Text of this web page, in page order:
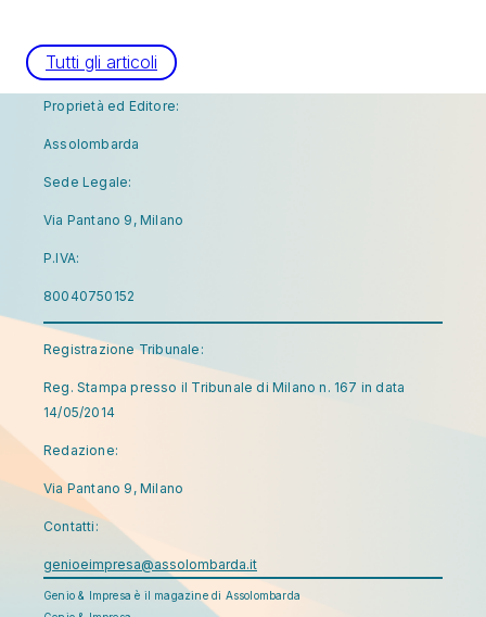
Tutti gli articoli
Proprietà ed Editore:
Assolombarda
Sede Legale:
Via Pantano 9, Milano
P.IVA:
80040750152
Registrazione Tribunale:
Reg. Stampa presso il Tribunale di Milano n. 167 in data
14/05/2014
Redazione:
Via Pantano 9, Milano
Contatti:
genioeimpresa@assolombarda.it
Genio & Impresa è il magazine di Assolombarda